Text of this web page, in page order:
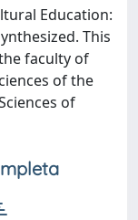
Education:
This
faculty of
of the
of